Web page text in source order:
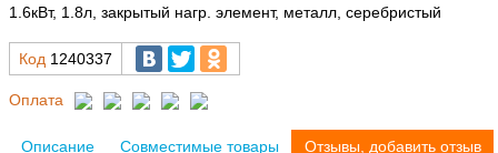
1.6кВт, 1.8л, закрытый нагр. элемент, металл, серебристый
Код 1240337
Оплата
Описание Совместимые товары Отзывы, добавить отзыв